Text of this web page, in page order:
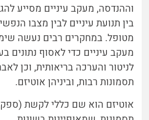
וההנדסה, מעקב עיניים מסייע
בין תנועת עיניים לבין מצבו
מטופל. במחקרים רבים נעשה
מעקב עיניים כדי לאסוף נתונים
לניטור והערכה בריאותית, וכן
תסמונות רבות, וביניהן אוטיזם.
אוטיזם הוא שם כללי לקשת